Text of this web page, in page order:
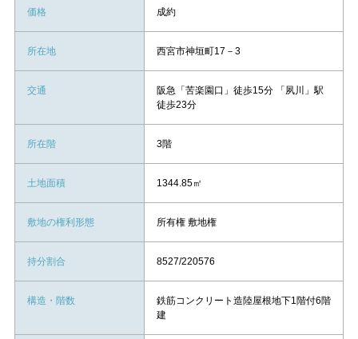
価格 成約
所在地 西宮市神垣町17－3
交通
阪急「苦楽園口」徒歩15分 「夙川」駅
徒歩23分
所在階 3階
土地面積 1344.85㎡
敷地の権利形態 所有権 敷地権
持分割合 8527/220576
構造・階数
鉄筋コンクリート造陸屋根地下1階付6階
建